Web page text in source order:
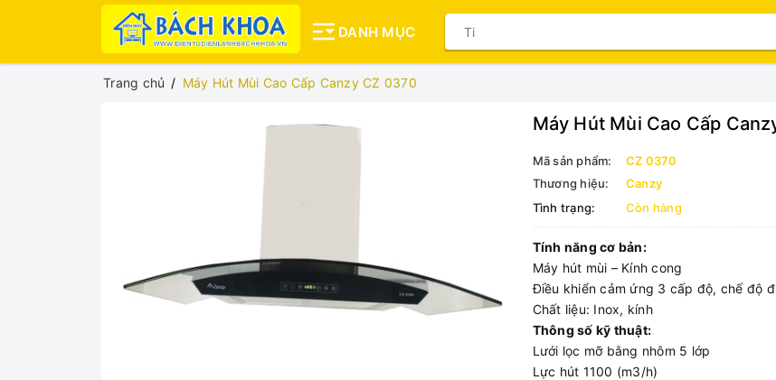
DANH MỤC
Trang chủ Máy Hút Mùi Cao Cấp Canzy CZ 0370
Máy Hút Mùi Cao Cấp
Mã sản phẩm:
CZ 0370
Thương hiệu:
Canzy
Tình trạng:
Còn hàng
Tính năng cơ bản:
Máy hút mùi – Kính cong
Điều khiển cảm ứng 3 cấp độ, chế độ
Chất liệu: Inox, kính
Thông số kỹ thuật:
Lưới lọc mỡ bằng nhôm 5 lớp
Lực hút 1100 (m3/h)